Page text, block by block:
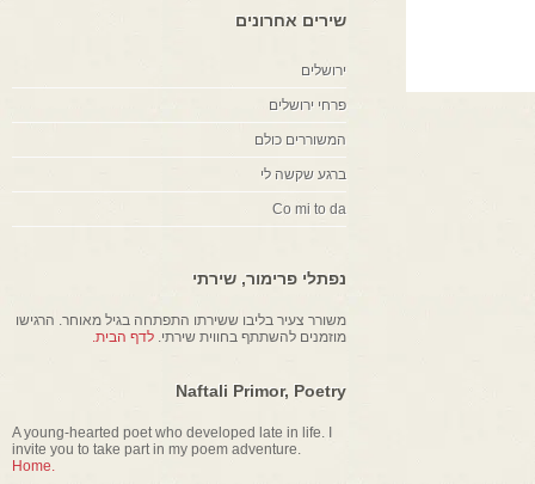
שירים אחרונים
ירושלים
פרחי ירושלים
המשוררים כולם
ברגע שקשה לי
Co mi to da
נפתלי פרימור, שירתי
משורר צעיר בליבו ששירתו התפתחה בגיל מאוחר. הרגישו
מוזמנים להשתתף בחווית שירתי.לדף הבית.
Naftali Primor, Poetry
A young-hearted poet who developed late in life. I
invite you to take part in my poem adventure.
Home.